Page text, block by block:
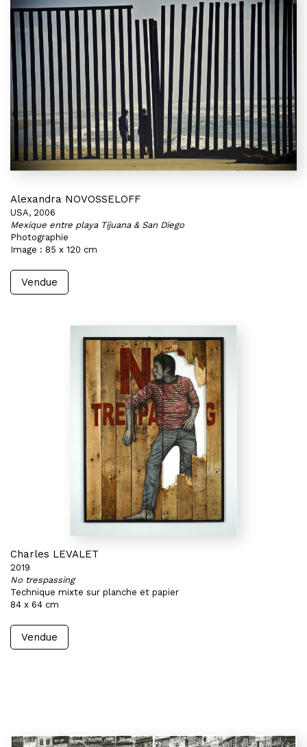
Alexandra NOVOSSELOFF
USA, 2006
Mexique entre playa Tijuana & San Diego
Photographie
Image : 85 x 120 cm
Vendue
Charles LEVALET
2019
No trespassing
Technique mixte sur planche et papier
84 x 64 cm
Vendue